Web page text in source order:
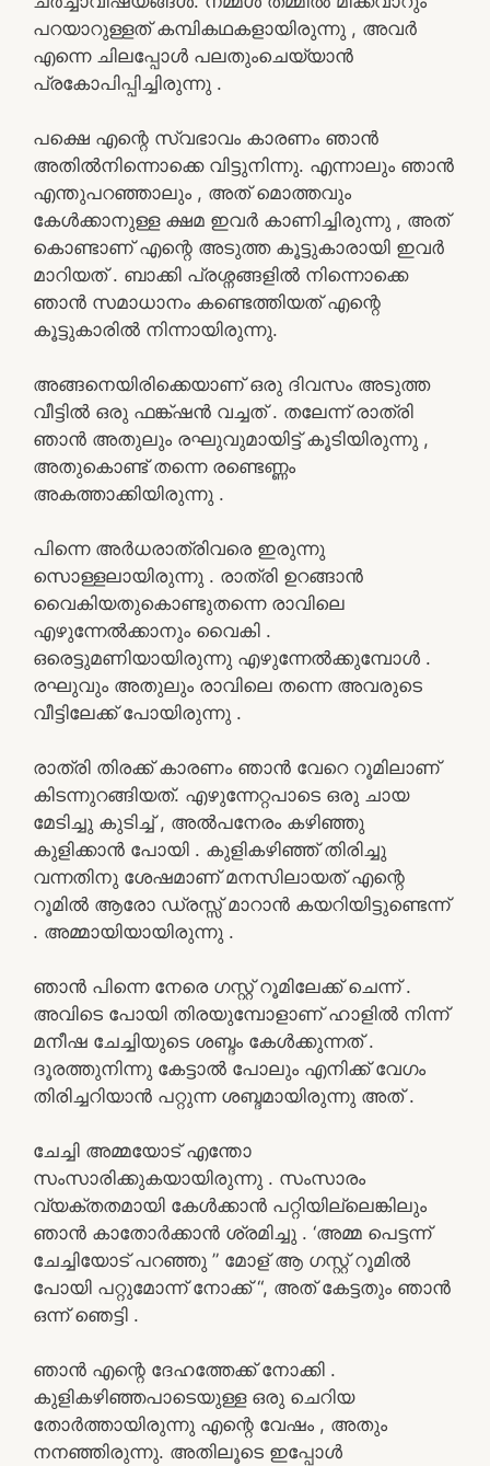
പറയാറുള്ളത് കമ്പികഥകളായിരുന്നു , അവർ
എന്നെ ചിലപ്പോൾ പലതുംചെയ്യാൻ
പ്രകോപിപ്പിച്ചിരുന്നു .
പക്ഷെ എന്റെ സ്വഭാവം കാരണം ഞാൻ
അതിൽനിന്നൊക്കെ വിട്ടുനിന്നു. എന്നാലും ഞാൻ
എന്തുപറഞ്ഞാലും , അത് മൊത്തവും
കേൾക്കാനുള്ള ക്ഷമ ഇവർ കാണിച്ചിരുന്നു , അത്
കൊണ്ടാണ് എന്റെ അടുത്ത കൂട്ടുകാരായി ഇവർ
മാറിയത് . ബാക്കി പ്രശ്നങ്ങളിൽ നിന്നൊക്കെ
ഞാൻ സമാധാനം കണ്ടെത്തിയത് എന്റെ
കൂട്ടുകാരിൽ നിന്നായിരുന്നു.
അങ്ങനെയിരിക്കെയാണ് ഒരു ദിവസം അടുത്ത
വീട്ടിൽ ഒരു ഫങ്ക്ഷൻ വച്ചത് . തലേന്ന് രാത്രി
ഞാൻ അതുലും രഘുവുമായിട്ട് കൂടിയിരുന്നു ,
അതുകൊണ്ട് തന്നെ രണ്ടെണ്ണം
അകത്താക്കിയിരുന്നു .
പിന്നെ അർധരാത്രിവരെ ഇരുന്നു
സൊള്ളലായിരുന്നു . രാത്രി ഉറങ്ങാൻ
വൈകിയതുകൊണ്ടുതന്നെ രാവിലെ
എഴുന്നേൽക്കാനും വൈകി .
ഒരെട്ടുമണിയായിരുന്നു എഴുന്നേൽക്കുമ്പോൾ .
രഘുവും അതുലും രാവിലെ തന്നെ അവരുടെ
വീട്ടിലേക്ക് പോയിരുന്നു .
രാത്രി തിരക്ക് കാരണം ഞാൻ വേറെ റൂമിലാണ്
കിടന്നുറങ്ങിയത്. എഴുന്നേറ്റപാടെ ഒരു ചായ
മേടിച്ചു കുടിച്ച് , അൽപനേരം കഴിഞ്ഞു
കുളിക്കാൻ പോയി . കുളികഴിഞ്ഞ് തിരിച്ചു
വന്നതിനു ശേഷമാണ് മനസിലായത് എന്റെ
റൂമിൽ ആരോ ഡ്രസ്സ് മാറാൻ കയറിയിട്ടുണ്ടെന്ന്
. അമ്മായിയായിരുന്നു .
ഞാൻ പിന്നെ നേരെ ഗസ്റ്റ് റൂമിലേക്ക് ചെന്ന് .
അവിടെ പോയി തിരയുമ്പോളാണ് ഹാളിൽ നിന്ന്
മനീഷ ചേച്ചിയുടെ ശബ്ദം കേൾക്കുന്നത് .
ദൂരത്തുനിന്നു കേട്ടാൽ പോലും എനിക്ക് വേഗം
തിരിച്ചറിയാൻ പറ്റുന്ന ശബ്ദമായിരുന്നു അത് .
ചേച്ചി അമ്മയോട് എന്തോ
സംസാരിക്കുകയായിരുന്നു . സംസാരം
വ്യക്തതമായി കേൾക്കാൻ പറ്റിയില്ലെങ്കിലും
ഞാൻ കാതോർക്കാൻ ശ്രമിച്ചു . ‘അമ്മ പെട്ടന്ന്
ചേച്ചിയോട് പറഞ്ഞു ” മോള് ആ ഗസ്റ്റ് റൂമിൽ
പോയി പറ്റുമോന്ന് നോക്ക് “, അത് കേട്ടതും ഞാൻ
ഒന്ന് ഞെട്ടി .
ഞാൻ എന്റെ ദേഹത്തേക്ക് നോക്കി .
കുളികഴിഞ്ഞപാടെയുള്ള ഒരു ചെറിയ
തോർത്തായിരുന്നു എന്റെ വേഷം , അതും
നനഞ്ഞിരുന്നു. അതിലൂടെ ഇപ്പോൾ